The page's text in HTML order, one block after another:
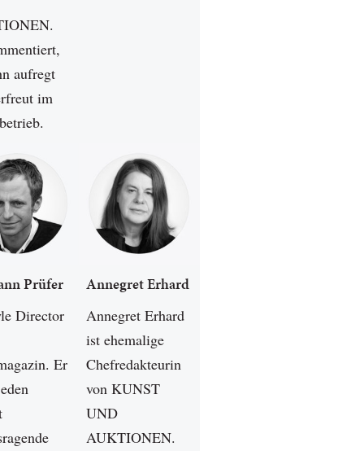
aufregt
im
Prüfer
Director
Er
Annegret Erhard
Annegret Erhard
ist ehemalige
Chefredakteurin
von KUNST
UND
AUKTIONEN.